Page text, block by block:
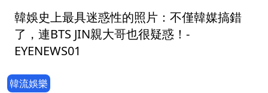
韓娛史上最具迷惑性的照片：不僅韓媒搞錯
了，連BTS JIN親大哥也很疑惑！-
EYENEWS01
韓流娛樂